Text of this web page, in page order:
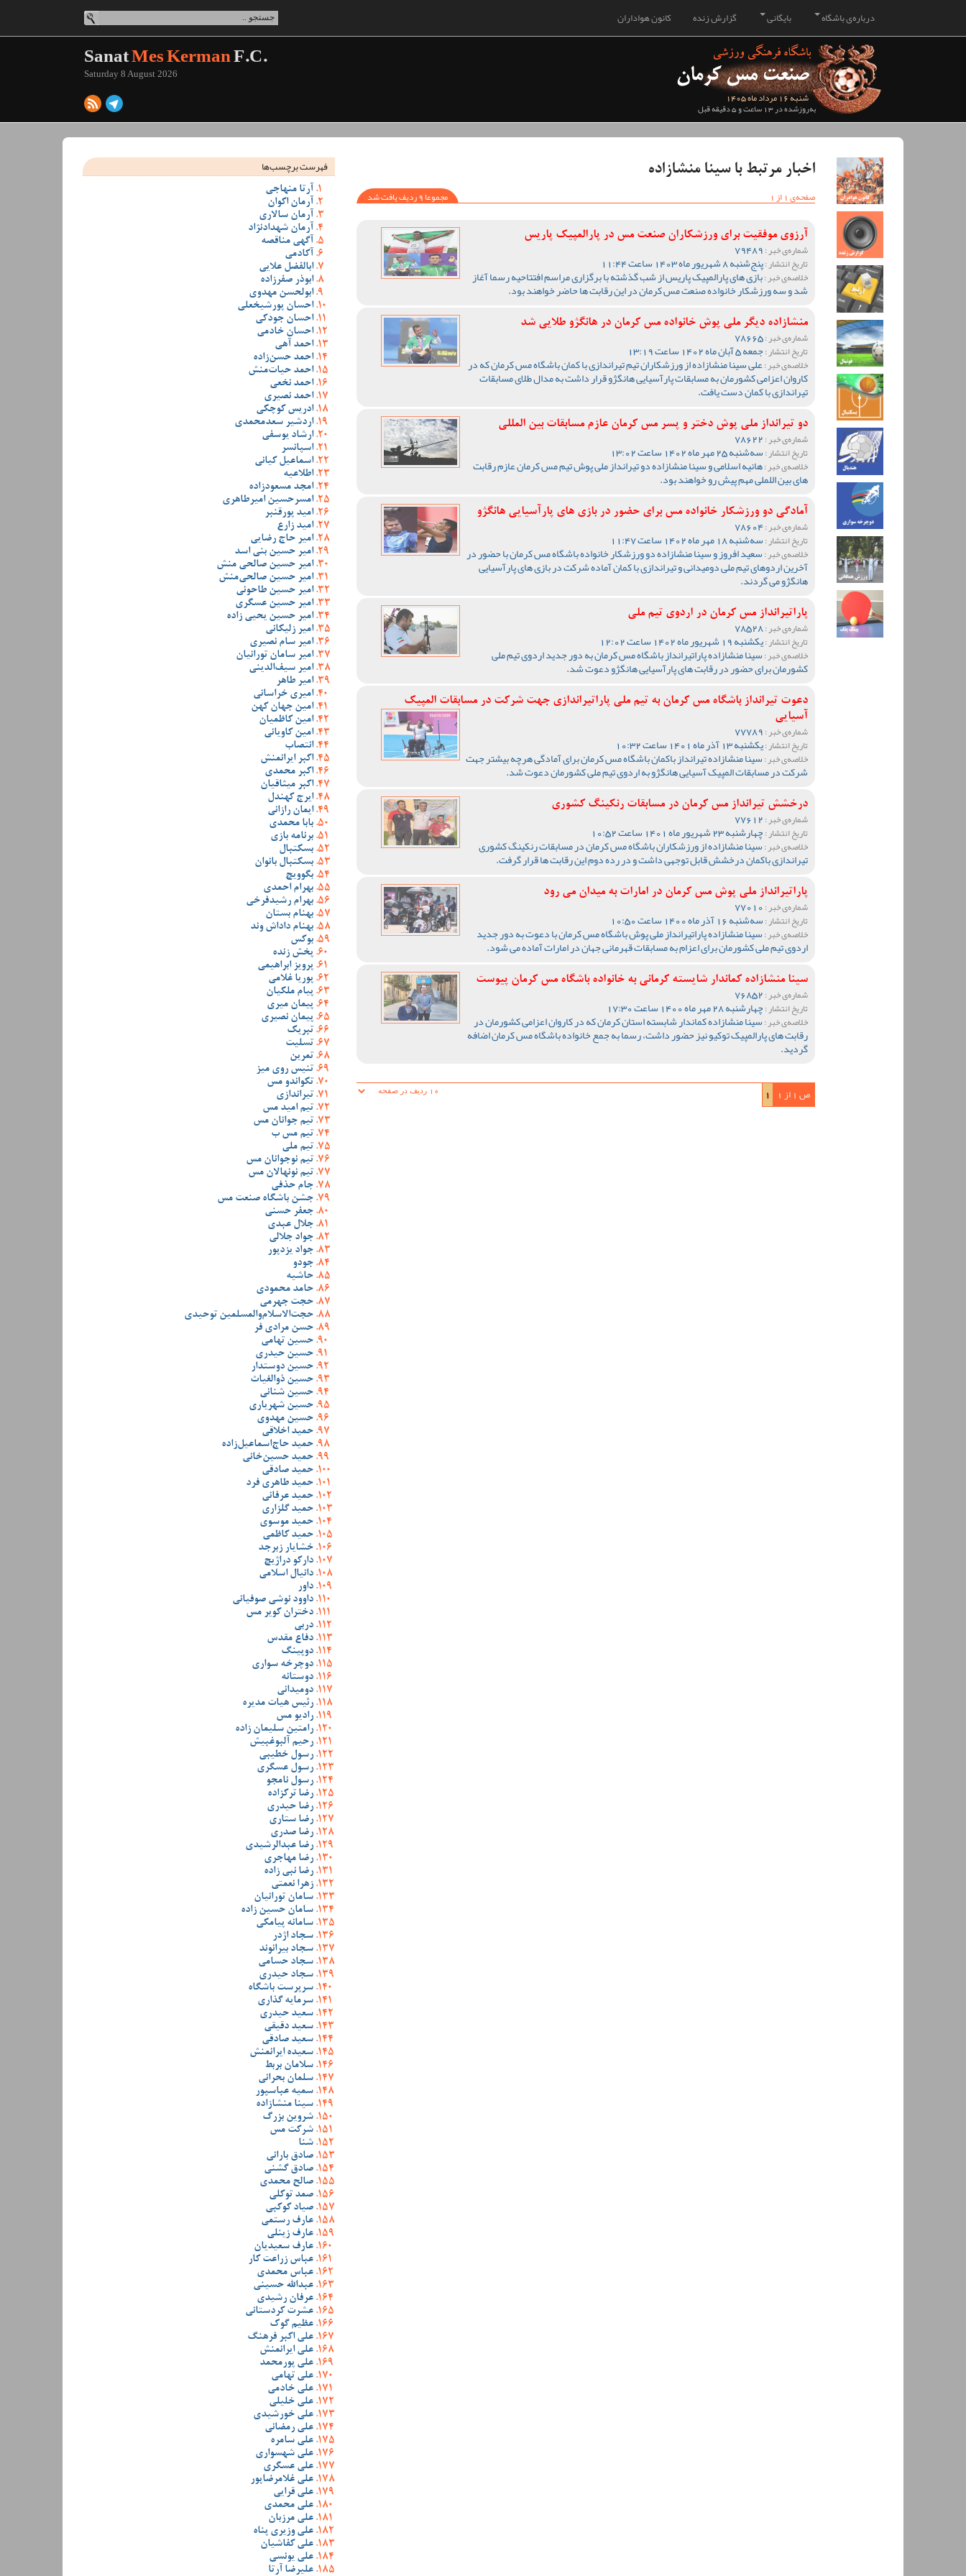
کانون هواداران گزارش زنده بایگانی درباره‌ی باشگاه
شنبه 16 مرداد ماه 1405
به‌روزشده در 13 ساعت و 5 دقیقه قبل
SanatMes KermanF.C.
Saturday 8 August 2026
اخبار مرتبط با سینا منشازاده
صفحه‌ی 1 از 1
مجموعا 9 ردیف یافت شد
آرزوی موفقیت برای ورزشکاران صنعت مس در پارالمپیک پاریس
شماره‌ی خبر :
تاریخ انتشار :پنج‌شنبه 8 شهریور ماه 1403 ساعت 11:44
خلاصه‌ی خبر :بازی های پارالمپیک پاریس از شب گذشته با برگزاری مراسم افتتاحیه رسما آغاز
شد و سه ورزشکار خانواده صنعت مس کرمان در این رقابت ها حاضر خواهند بود.
منشازاده دیگر ملی پوش خانواده مس کرمان در هانگژو طلایی شد
شماره‌ی خبر :78665
تاریخ انتشار :جمعه 5 آبان ماه 1402 ساعت 13:19
خلاصه‌ی خبر :علی سینا منشازاده از ورزشکاران تیم تیراندازی با کمان باشگاه مس کرمان که در
کاروان اعزامی کشورمان به مسابقات پارآسیایی هانگژو قرار داشت به مدال طلای مسابقات
تیراندازی با کمان دست یافت.
دو تیرانداز ملی پوش دختر و پسر مس کرمان عازم مسابقات بین المللی
شماره‌ی خبر :
تاریخ انتشار :سه‌شنبه 25 مهر ماه 1402 ساعت 13:02
خلاصه‌ی خبر :هانیه اسلامی و سینا منشازاده دو تیرانداز ملی پوش تیم مس کرمان عازم رقابت
های بین اللملی مهم پیش رو خواهند بود.
آمادگی دو ورزشکار خانواده مس برای حضور در بازی های پارآسیایی هانگژو
شماره‌ی خبر :78604
تاریخ انتشار :سه‌شنبه 18 مهر ماه 1402 ساعت 11:47
خلاصه‌ی خبر :سعید افروز و سینا منشازاده دو ورزشکار خانواده باشگاه مس کرمان با حضور در
آخرین اردوهای تیم ملی دومیدانی و تیراندازی با کمان آماده شرکت در بازی های پارآسیایی
هانگژو می گردند.
پاراتیرانداز مس کرمان در اردوی تیم ملی
شماره‌ی خبر :78528
تاریخ انتشار :یکشنبه 19 شهریور ماه 1402 ساعت 12:02
خلاصه‌ی خبر :سینا منشازاده پاراتیرانداز باشگاه مس کرمان به دور جدید اردوی تیم ملی
کشورمان برای حضور در رقابت های پارآسیایی هانگژو دعوت شد.
دعوت تیرانداز باشگاه مس کرمان به تیم ملی پاراتیراندازی جهت شرکت در مسابقات المپیک
آسیایی
شماره‌ی خبر :
تاریخ انتشار :یکشنبه 13 آذر ماه 1401 ساعت 10:32
خلاصه‌ی خبر :سینا منشازاده تیرانداز باکمان باشگاه مس کرمان برای آمادگی هرچه بیشتر جهت
شرکت در مسابقات المپیک آسیایی هانگژو به اردوی تیم ملی کشورمان دعوت شد.
درخشش تیرانداز مس کرمان در مسابقات رنکینگ کشوری
شماره‌ی خبر :
تاریخ انتشار :چهارشنبه 23 شهریور ماه 1401 ساعت 10:52
خلاصه‌ی خبر :سینا منشازاده از ورزشکاران باشگاه مس کرمان در مسابقات رنکینگ کشوری
تیراندازی باکمان درخشش قابل توجهی داشت و در رده دوم این رقابت ها قرار گرفت.
پاراتیرانداز ملی پوش مس کرمان در امارات به میدان می رود
شماره‌ی خبر :
تاریخ انتشار :سه‌شنبه 16 آذر ماه 1400 ساعت 10:50
خلاصه‌ی خبر :سینا منشازاده پاراتیرانداز ملی پوش باشگاه مس کرمان با دعوت به دور جدید
اردوی تیم ملی کشورمان برای اعزام به مسابقات قهرمانی جهان در امارات آماده می شود.
سینا منشازاده کماندار شایسته کرمانی به خانواده باشگاه مس کرمان پیوست
شماره‌ی خبر :
تاریخ انتشار :چهارشنبه 28 مهر ماه 1400 ساعت 17:30
خلاصه‌ی خبر :سینا منشازاده کماندار شابسته استان کرمان که در کاروان اعزامی کشورمان در
رقابت های پارالمپیک توکیو نیز حضور داشت، رسما به جمع خانواده باشگاه مس کرمان اضافه
گردید.
ص 1 از 1 1
فهرست برچسب‌ها
آرتا منهاجی
آرمان اکوان
آرمان سالاری
آرمان شهدادنژاد
آگهی مناقصه
آکادمی
ابالفضل علایی
ابوذر صفرزاده
ابولحسن مهدوی
احسان پورشیخعلی
احسان جودکی
احسان خادمی
احمد آهی
احمد حسن‌زاده
احمد حیات‌منش
احمد نخعی
احمد نصیری
ادریس کوچکی
اردشیر سعدمحمدی
ارشاد یوسفی
اسپانسر
اسماعیل کیانی
اطلاعیه
امجد مسعودزاده
امسرحسین امیرطاهری
امید پورقنبر
امید زارع
امیر حاج رضایی
امیر حسین بنی اسد
امیر حسین صالحی منش
امیر حسین صالحی‌منش
امیر حسین طاحونی
امیر حسین عسگری
امیر حسین یحیی زاده
امیر زلیکانی
امیر سام نصیری
امیر سامان تورانیان
امیر سیف‌الدینی
امیر طاهر
امیری خراسانی
امین جهان کهن
امین کاظمیان
امین کاویانی
انتصاب
اکبر ایرانمنش
اکبر محمدی
اکبر میثاقیان
ایرج کهندل
ایمان رازانی
بابا محمدی
برنامه بازی
بسکتبال
بسکتبال بانوان
بگوویچ
بهرام احمدی
بهرام رشیدفرخی
بهنام بستان
بهنام داداش وند
بوکس
پخش زنده
پرویز ابراهیمی
پوریا غلامی
پیام ملکیان
پیمان میری
پیمان نصیری
تبریک
تسلیت
تمرین
تنیس روی میز
تکواندو مس
تیراندازی
تیم امید مس
تیم جوانان مس
تیم مس ب
تیم ملی
تیم نوجوانان مس
تیم نونهالان مس
جام حذفی
جشن باشگاه صنعت مس
جعفر حسنی
جلال عبدی
جواد جلالی
جواد یزدپور
جودو
حاشیه
حامد محمودی
حجت جهرمی
حجت‌الاسلام‌والمسلمین توحیدی
حسن مرادی فر
حسین تهامی
حسین حیدری
حسین دوستدار
حسین ذوالغیاث
حسین شنانی
حسین شهریاری
حسین مهدوی
حمید اخلاقی
حمید حاج‌اسماعیل‌زاده
حمید حسین‌خانی
حمید صادقی
حمید طاهری فرد
حمید عرفانی
حمید گلزاری
حمید موسوی
حمید کاظمی
خشایار زبرجد
دارکو دراژیچ
دانیال اسلامی
داور
داوود نوشی صوفیانی
دختران کویر مس
دربی
دفاع مقدس
دوپینگ
دوچرخه سواری
دوستانه
دومیدانی
رئیس هیات مدیره
رادیو مس
رامتین سلیمان زاده
رحیم آلبوغبیش
رسول خطیبی
رسول عسگری
رسول نامجو
رضا ترکزاده
رضا حیدری
رضا ستاری
رضا صدری
رضا عبدالرشیدی
رضا مهاجری
رضا نبی زاده
زهرا نعمتی
سامان تورانیان
سامان حسین زاده
سامانه پیامکی
سجاد اژدر
سجاد بیرانوند
سجاد حسامی
سجاد حیدری
سرپرست باشگاه
سرمایه گذاری
سعید حیدری
سعید دقیقی
سعید صادقی
سعیده ایرانمنش
سلامان بربط
سلمان بحرانی
سمیه عباسپور
سینا منشازاده
شروین بزرگ
شرکت مس
شنا
صادق بارانی
صادق گشنی
صالح محمدی
صمد توکلی
صیاد کوکبی
عارف رستمی
عارف زینلی
عارف سعیدیان
عباس زراعت کار
عباس محمدی
عبدالله حسینی
عرفان رشیدی
عشرت کردستانی
عظیم گوک
علی اکبر فرهنگ
علی ایرانمنش
علی پورمحمد
علی تهامی
علی خادمی
علی خلیلی
علی خورشیدی
علی رمضانی
علی سامره
علی شهسواری
علی عسگری
علی غلامرضاپور
علی قرایی
علی محمدی
علی مرزبان
علی وزیری پناه
علی کفاشیان
علی یونسی
علیرضا آرتا